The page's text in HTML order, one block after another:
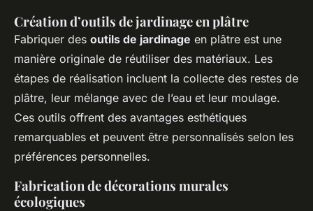
Création d’outils de jardinage en plâtre
Fabriquer des outils de jardinage en plâtre est une
manière originale de réutiliser des matériaux. Les
étapes de réalisation incluent la collecte des restes de
plâtre, leur mélange avec de l’eau et leur moulage.
Ces outils offrent des avantages esthétiques
remarquables et peuvent être personnalisés selon les
préférences personnelles.
Fabrication de décorations murales
écologiques